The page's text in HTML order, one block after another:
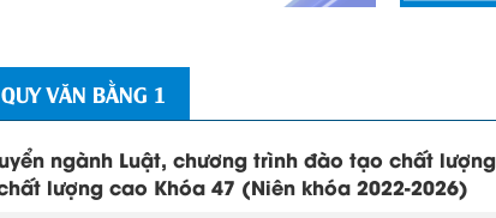
VĂN BẰNG 1
ngành Luật, chương trình đào tạo chất
lượng cao Khóa 47 (Niên khóa 2022-2026)